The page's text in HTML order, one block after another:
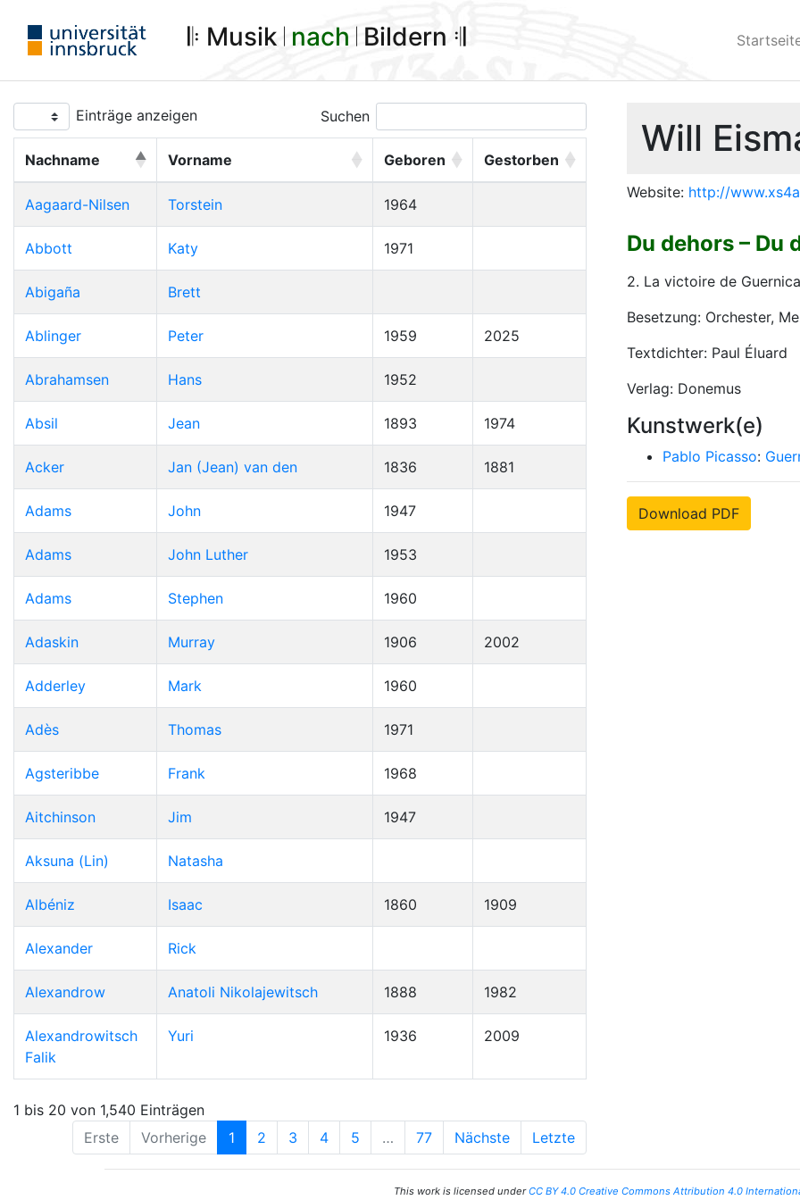
𝄆 Musik 𝄀 nach 𝄀 Bildern 𝄇
Einträge anzeigen Suchen
Nachname Vorname Geboren Gestorben
Aagaard-Nilsen Torstein 1964
Abbott Katy 1971
Abigaña Brett
Ablinger Peter 1959 2025
Abrahamsen Hans 1952
Absil Jean 1893 1974
Acker Jan (Jean) van den 1836 1881
Adams John 1947
Adams John Luther 1953
Adams Stephen 1960
Adaskin Murray 1906 2002
Adderley Mark 1960
Adès Thomas 1971
Agsteribbe Frank 1968
Aitchinson Jim 1947
Aksuna (Lin) Natasha
Albéniz Isaac 1860 1909
Alexander Rick
Alexandrow Anatoli Nikolajewitsch 1888 1982
Alexandrowitsch
Falik
Yuri 1936 2009
1 bis 20 von 1,540 Einträgen
Erste
Vorherige 1 2 3 4 5 … 77 Nächste Letzte
Will
Website: http://
Du dehors – Du
2. La victoire de
Besetzung: Orchester,
Textdichter: Paul Éluard
Verlag: Donemus
Kunstwerk(e)
Pablo Picasso:
Download PDF
This work is licensed underCC BY 4.0 Creative Commons Attribution 4.0